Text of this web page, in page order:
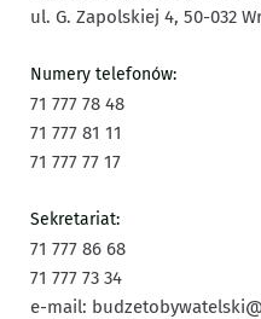
ul. G. Zapolskiej 4, 50-032
Numery telefonów:
71 777 78 48
71 777 81 11
71 777 77 17
Sekretariat:
71 777 86 68
71 777 73 34
e-mail: